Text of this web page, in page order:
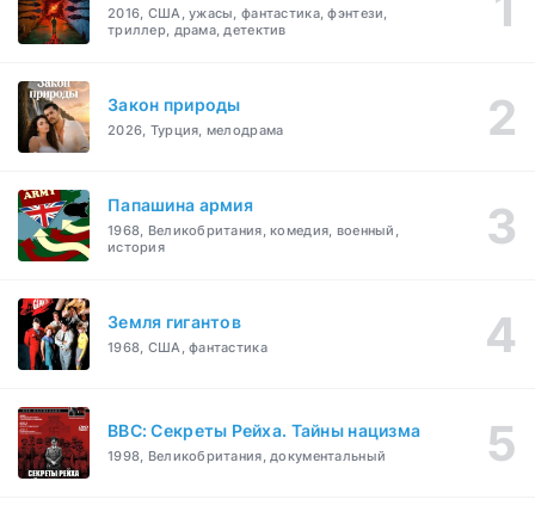
2016, США, ужасы, фантастика, фэнтези,
триллер, драма, детектив
Закон природы
2026, Турция, мелодрама
Папашина армия
1968, Великобритания, комедия, военный,
история
Земля гигантов
1968, США, фантастика
BBC: Секреты Рейха. Тайны нацизма
1998, Великобритания, документальный